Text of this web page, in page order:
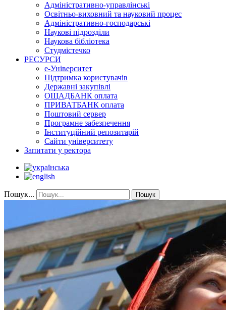
Адміністративно-управлінські
Освітньо-виховний та науковий процес
Адміністративно-господарські
Наукові підрозділи
Наукова бібліотека
Студмістечко
РЕСУРСИ
е-Університет
Підтримка користувачів
Державні закупівлі
ОЩАДБАНК оплата
ПРИВАТБАНК оплата
Поштовий сервер
Програмне забезпечення
Інституційний репозитарій
Сайти університету
Запитати у ректора
Пошук... Пошук